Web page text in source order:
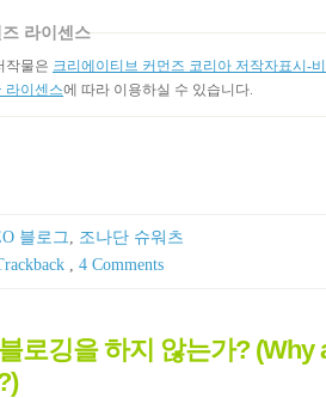
라이센스
작물은 크리에이티브 커먼즈 코리아 저작자표시-
라이센스에 따라 이용하실 수 있습니다.
블로그 조나단 슈워츠
, 4Comments
로깅을 하지 않는가? (Why